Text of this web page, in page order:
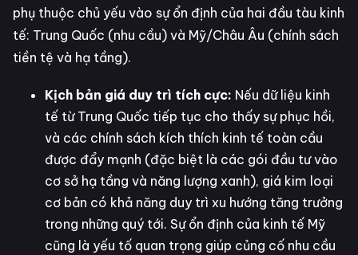
phụ thuộc chủ yếu vào sự ổn định của hai đầu tàu kinh
tế: Trung Quốc (nhu cầu) và Mỹ/Châu Âu (chính sách
tiền tệ và hạ tầng).
Kịch bản giá duy trì tích cực: Nếu dữ liệu kinh
tế từ Trung Quốc tiếp tục cho thấy sự phục hồi,
và các chính sách kích thích kinh tế toàn cầu
được đẩy mạnh (đặc biệt là các gói đầu tư vào
cơ sở hạ tầng và năng lượng xanh), giá kim loại
cơ bản có khả năng duy trì xu hướng tăng trưởng
trong những quý tới. Sự ổn định của kinh tế Mỹ
cũng là yếu tố quan trọng giúp củng cố nhu cầu